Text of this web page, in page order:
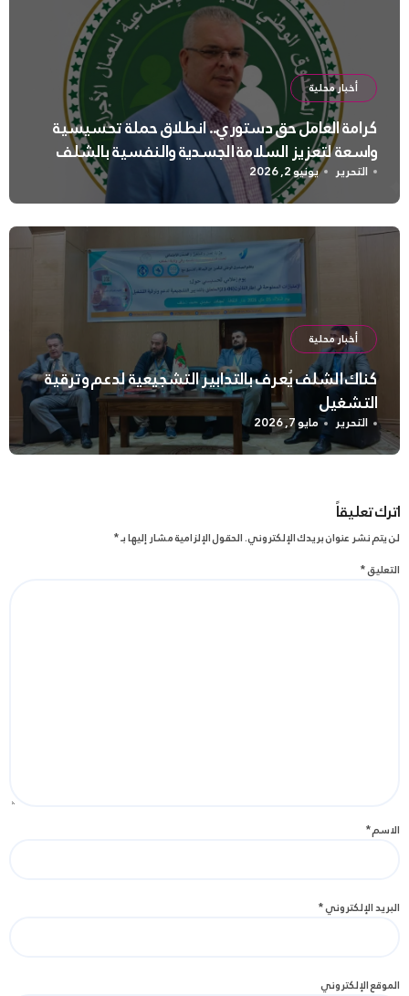
أخبار محلية
كرامة العامل حق دستوري.. انطلاق حملة تحسيسية
واسعة لتعزيز السلامة الجسدية والنفسية بالشلف
التحرير يونيو 2, 2026
أخبار محلية
كناك الشلف يُعرف بالتدابير التشجيعية لدعم وترقية
التشغيل
التحرير مايو 7, 2026
اترك تعليقاً
لن يتم نشر عنوان بريدك الإلكتروني.الحقول الإلزامية مشار إليها بـ*
التعليق*
الاسم*
البريد الإلكتروني*
الموقع الإلكتروني